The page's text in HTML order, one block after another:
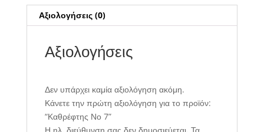
Αξιολογήσεις (0)
Αξιολογήσεις
Δεν υπάρχει καμία αξιολόγηση ακόμη.
Κάνετε την πρώτη αξιολόγηση για το προϊόν:
“Καθρέφτης Νο 7”